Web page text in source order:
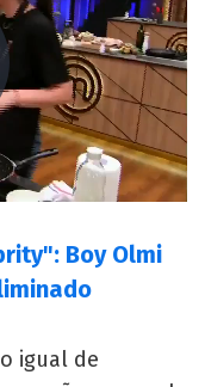
Boy Olmi
igual de